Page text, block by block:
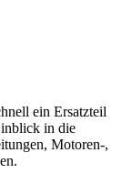
ein Ersatzteil
in die
Motoren-,